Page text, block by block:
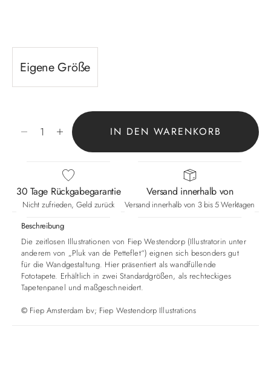
Eigene Größe
Anzahl verringernAnzahl erhöhen
IN DEN WARENKORB
30 Tage Rückgabegarantie
Nicht zufrieden, Geld zurück
Versand innerhalb von
Versand innerhalb von 3 bis 5 Werktagen
Beschreibung
Die zeitlosen Illustrationen von Fiep Westendorp (Illustratorin unter
anderem von „Pluk van de Petteflet“) eignen sich besonders gut
für die Wandgestaltung. Hier präsentiert als wandfüllende
Fototapete. Erhältlich in zwei Standardgrößen, als rechteckiges
Tapetenpanel und maßgeschneidert.
© Fiep Amsterdam bv; Fiep Westendorp Illustrations